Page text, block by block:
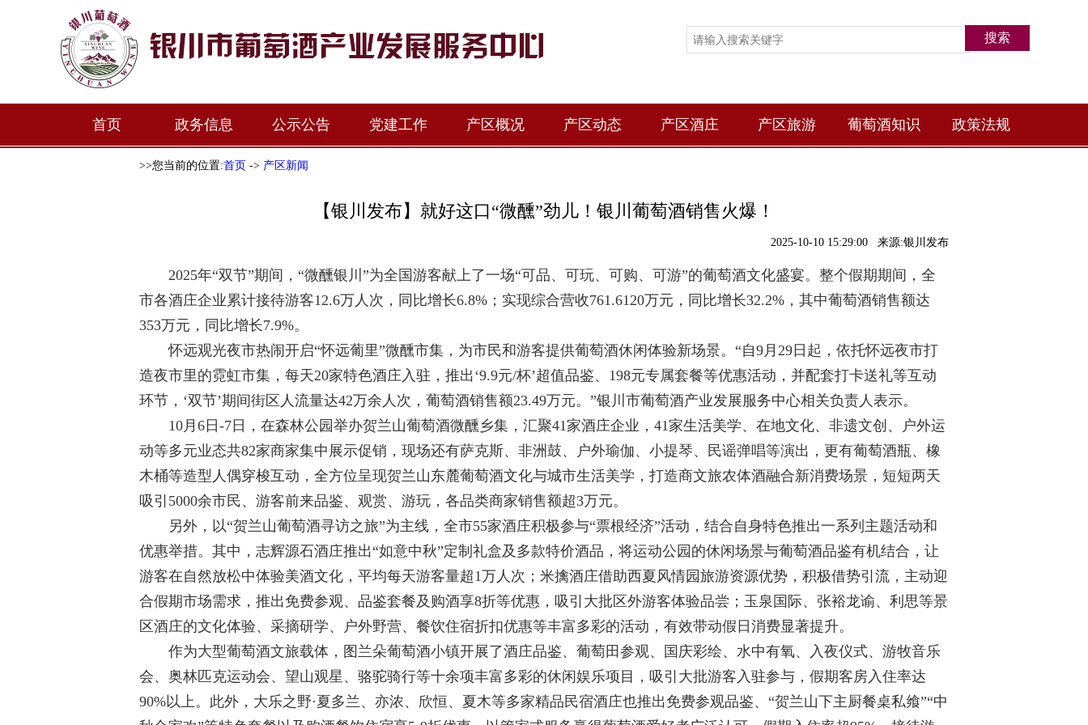
首页 政务信息 公示公告 党建工作 产区概况 产区动态 产区酒庄 产区旅游 葡萄酒知识 政策法规
>>您当前的位置:首页 -> 产区新闻
【银川发布】就好这口“微醺”劲儿！银川葡萄酒销售火爆！
2025-10-10 15:29:00 来源:银川发布
2025年“双节”期间，“微醺银川”为全国游客献上了一场“可品、可玩、可购、可游”的葡萄酒文化盛宴。整个假期期间，全
市各酒庄企业累计接待游客12.6万人次，同比增长6.8%；实现综合营收761.6120万元，同比增长32.2%，其中葡萄酒销售额达
353万元，同比增长7.9%。
怀远观光夜市热闹开启“怀远葡里”微醺市集，为市民和游客提供葡萄酒休闲体验新场景。“自9月29日起，依托怀远夜市打
造夜市里的霓虹市集，每天20家特色酒庄入驻，推出‘9.9元/杯’超值品鉴、198元专属套餐等优惠活动，并配套打卡送礼等互动
环节，‘双节’期间街区人流量达42万余人次，葡萄酒销售额23.49万元。”银川市葡萄酒产业发展服务中心相关负责人表示。
10月6日-7日，在森林公园举办贺兰山葡萄酒微醺乡集，汇聚41家酒庄企业，41家生活美学、在地文化、非遗文创、户外运
动等多元业态共82家商家集中展示促销，现场还有萨克斯、非洲鼓、户外瑜伽、小提琴、民谣弹唱等演出，更有葡萄酒瓶、橡
木桶等造型人偶穿梭互动，全方位呈现贺兰山东麓葡萄酒文化与城市生活美学，打造商文旅农体酒融合新消费场景，短短两天
吸引5000余市民、游客前来品鉴、观赏、游玩，各品类商家销售额超3万元。
另外，以“贺兰山葡萄酒寻访之旅”为主线，全市55家酒庄积极参与“票根经济”活动，结合自身特色推出一系列主题活动和
优惠举措。其中，志辉源石酒庄推出“如意中秋”定制礼盒及多款特价酒品，将运动公园的休闲场景与葡萄酒品鉴有机结合，让
游客在自然放松中体验美酒文化，平均每天游客量超1万人次；米擒酒庄借助西夏风情园旅游资源优势，积极借势引流，主动迎
合假期市场需求，推出免费参观、品鉴套餐及购酒享8折等优惠，吸引大批区外游客体验品尝；玉泉国际、张裕龙谕、利思等景
区酒庄的文化体验、采摘研学、户外野营、餐饮住宿折扣优惠等丰富多彩的活动，有效带动假日消费显著提升。
作为大型葡萄酒文旅载体，图兰朵葡萄酒小镇开展了酒庄品鉴、葡萄田参观、国庆彩绘、水中有氧、入夜仪式、游牧音乐
会、奥林匹克运动会、望山观星、骆驼骑行等十余项丰富多彩的休闲娱乐项目，吸引大批游客入驻参与，假期客房入住率达
90%以上。此外，大乐之野·夏多兰、亦浓、欣恒、夏木等多家精品民宿酒庄也推出免费参观品鉴、“贺兰山下主厨餐桌私飨”“中